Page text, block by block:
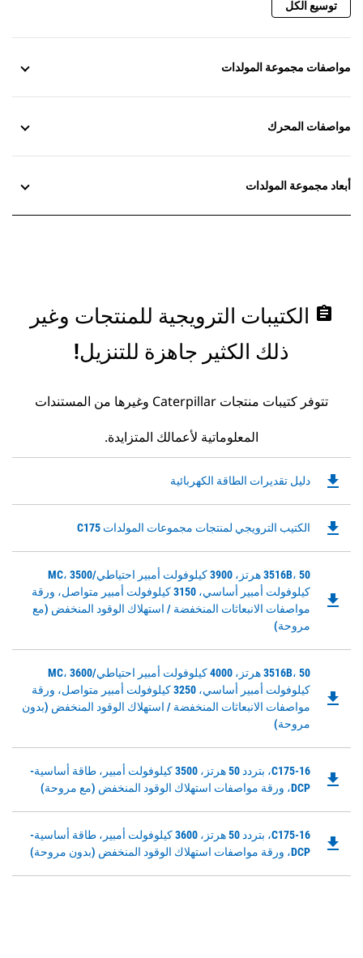
توسيع الكل
مواصفات مجموعة المولدات
مواصفات المحرك
أبعاد مجموعة المولدات
assignment الكتيبات الترويجية للمنتجات وغير
ذلك الكثير جاهزة للتنزيل!
تتوفر كتيبات منتجات Caterpillar وغيرها من المستندات
المعلوماتية لأعمالك المتزايدة.
دليل تقديرات الطاقة الكهربائيةDownloadable
a
file_download
الكتيب الترويجي لمنتجات مجموعات المولدات C175Downloadable
file_download
3516B، 50 هرتز، 3900 كيلوفولت أمبير احتياطي/MC، 3500
كيلوفولت أمبير أساسي، 3150 كيلوفولت أمبير متواصل، ورقة
مواصفات الانبعاثات المنخفضة / استهلاك الوقود المنخفض (مع
مروحة)
Downloadable
PDF
Opens
file_download
3516B، 50 هرتز، 4000 كيلوفولت أمبير احتياطي/MC، 3600
كيلوفولت أمبير أساسي، 3250 كيلوفولت أمبير متواصل، ورقة
مواصفات الانبعاثات المنخفضة / استهلاك الوقود المنخفض (بدون
مروحة)
Downloadable
PDF
Opens
Tab
file_download
C175-16، بتردد 50 هرتز، 3500 كيلوفولت أمبير، طاقة أساسية-
DCP، ورقة مواصفات استهلاك الوقود المنخفض (مع مروحة)
Downloadable
PDF
Tab
file_download
C175-16، بتردد 50 هرتز، 3600 كيلوفولت أمبير، طاقة أساسية-
DCP، ورقة مواصفات استهلاك الوقود المنخفض (بدون مروحة)
Downloadable
PDF
file_download